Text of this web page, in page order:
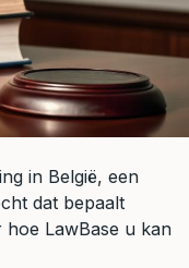
in België, een
dat bepaalt
LawBase u kan